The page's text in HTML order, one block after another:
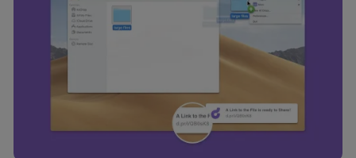
Si utilizas datos móviles
, el marketing será más
personalizado, ya que se basará únicamente en la
navegación del usuario del móvil.
Puedes gestionar los consentimientos Utiq seleccionando
visitando el portal de privacidad de Utiq
. Para más información, consulta
política de privacidad de Utiq.